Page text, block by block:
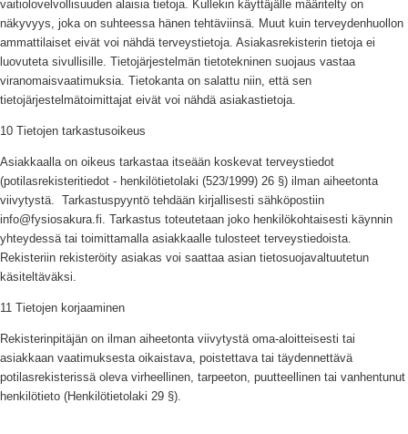
vaitiolovelvollisuuden alaisia tietoja. Kullekin käyttäjälle määritelty on
näkyvyys, joka on suhteessa hänen tehtäviinsä. Muut kuin terveydenhuollon
ammattilaiset eivät voi nähdä terveystietoja. Asiakasrekisterin tietoja ei
luovuteta sivullisille. Tietojärjestelmän tietotekninen suojaus vastaa
viranomaisvaatimuksia. Tietokanta on salattu niin, että sen
tietojärjestelmätoimittajat eivät voi nähdä asiakastietoja.
10 Tietojen tarkastusoikeus
Asiakkaalla on oikeus tarkastaa itseään koskevat terveystiedot
(potilasrekisteritiedot - henkilötietolaki (523/1999) 26 §) ilman aiheetonta
viivytystä. Tarkastuspyyntö tehdään kirjallisesti sähköpostiin
info@fysiosakura.fi. Tarkastus toteutetaan joko henkilökohtaisesti käynnin
yhteydessä tai toimittamalla asiakkaalle tulosteet terveystiedoista.
Rekisteriin rekisteröity asiakas voi saattaa asian tietosuojavaltuutetun
käsiteltäväksi.
11 Tietojen korjaaminen
Rekisterinpitäjän on ilman aiheetonta viivytystä oma-aloitteisesti tai
asiakkaan vaatimuksesta oikaistava, poistettava tai täydennettävä
potilasrekisterissä oleva virheellinen, tarpeeton, puutteellinen tai vanhentunut
henkilötieto (Henkilötietolaki 29 §).